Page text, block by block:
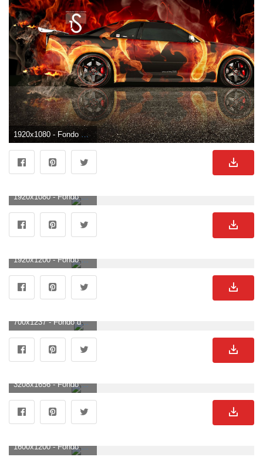
1920x1080 - Fondo de pantalla de 1920x1080. Imágen HD 1080p de Nissan.
1920x1080 - Fondo de pantalla de 1920x1080. Fondo de pantalla HD 1080p de Nissan.
1920x1200 - Fondo de pantalla de 1920x1200. Imágen de Nissan.
700x1237 - Fondo de pantalla de 700x1237. Wallpaper para celular de Nissan.
3208x1656 - Fondo de pantalla de 3208x1656. Imágen de Nissan.
1600x1200 - Fondo de pantalla de 1600x1200. Fondo de pantalla de Nissan.